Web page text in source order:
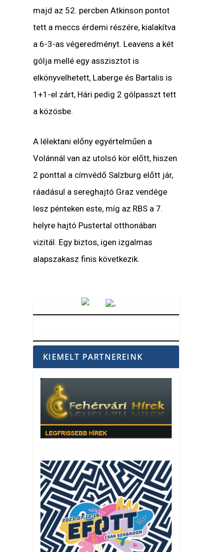
majd az 52. percben Atkinson pontot
tett a meccs érdemi részére, kialakítva
a 6-3-as végeredményt. Leavens a két
gólja mellé egy asszisztot is
elkönyvelhetett, Laberge és Bartalis is
1+1-el zárt, Hári pedig 2 gólpasszt tett
a közösbe.
A lélektani előny egyértelműen a
Volánnál van az utolsó kör előtt, hiszen
2 ponttal a címvédő Salzburg előtt jár,
ráadásul a sereghajtó Graz vendége
lesz pénteken este, míg az RBS a 7.
helyre hajtó Pustertal otthonában
vizitál. Egy biztos, igen izgalmas
alapszakasz finis következik.
KIEMELT PARTNEREINK